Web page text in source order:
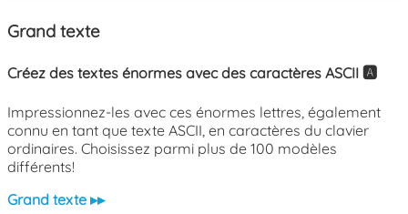
Grand texte
Créez des textes énormes avec des caractères ASCII 🅰️
Impressionnez-les avec ces énormes lettres, également
connu en tant que texte ASCII, en caractères du clavier
ordinaires. Choisissez parmi plus de 100 modèles
différents!
Grand texte ▸▸